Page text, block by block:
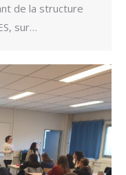
de la structure
sur…